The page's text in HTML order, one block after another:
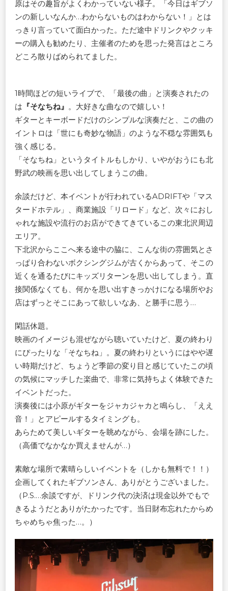
原はその趣旨がよくわかっていない様子。「今日はギブソ
ンの新しいなんか…わからないものはわからない！」とは
っきり言っていて面白かった。ただ途中ドリンクやクッキ
ーの購入も勧めたり、主催者のためを思った発言はところ
どころ散りばめられてました。
1時間ほどの短いライブで、「最後の曲」と演奏されたの
は 『そなちね』 。大好きな曲なので嬉しい！
ギターとキーボードだけのシンプルな演奏だと、この曲の
イントロは「世にも奇妙な物語」のような不穏な雰囲気も
強く感じる。
「そなちね」というタイトルもしかり、いやがおうにも北
野武の映画を思い出してしまうこの曲。
余談だけど、本イベントが行われているADRIFTや「マス
タードホテル」、商業施設「リロード」など、次々におし
ゃれな施設や流行のお店ができてきているこの東北沢周辺
エリア。
下北沢からここへ来る途中の脇に、こんな街の雰囲気とさ
っぱり合わないボクシングジムが古くからあって、そこの
近くを通るたびにキッズリターンを思い出してしまう。直
接関係なくても、何かを思い出すきっかけになる場所やお
店はずっとそこにあって欲しいなあ、と勝手に思う…
閑話休題。
映画のイメージも混ぜながら聴いていたけど、夏の終わり
にぴったりな「そなちね」。夏の終わりというにはやや遅
い時期だけど、ちょうど季節の変り目と感じていたこの頃
の気候にマッチした楽曲で、非常に気持ちよく体験できた
イベントだった。
演奏後には小原がギターをジャカジャカと鳴らし、「ええ
音！」とアピールするタイミングも。
あらためて美しいギターを眺めながら、会場を跡にした。
（高価でなかなか買えませんが…）
素敵な場所で素晴らしいイベントを（しかも無料で！！）
企画してくれたギブソンさん、ありがとうございました。
（P.S.…余談ですが、ドリンク代の決済は現金以外でもで
きるようだとありがたかったです。当日財布忘れたからめ
ちゃめちゃ焦った…。）